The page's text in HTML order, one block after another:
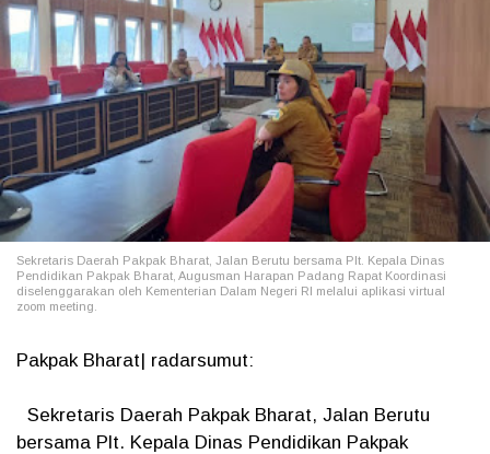
Sekretaris Daerah Pakpak Bharat, Jalan Berutu bersama Plt. Kepala Dinas
Pendidikan Pakpak Bharat, Augusman Harapan Padang Rapat Koordinasi
diselenggarakan oleh Kementerian Dalam Negeri RI melalui aplikasi virtual
zoom meeting.
Pakpak Bharat| radarsumut:
Sekretaris Daerah Pakpak Bharat, Jalan Berutu
bersama Plt. Kepala Dinas Pendidikan Pakpak